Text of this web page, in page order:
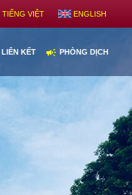
TIẾNG VIỆT ENGLISH
LIÊN KẾT campaign PHÒNG DỊCH